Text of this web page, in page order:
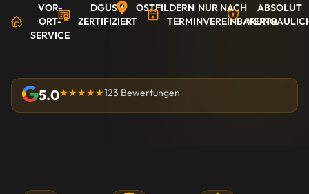
VOR-
ORT-
SERVICE
DGUSV
ZERTIFIZIERT
OSTFILDERN NUR NACH
TERMINVEREINBARUNG
ABSOLUT
5.0★★★★★123 Bewertungen